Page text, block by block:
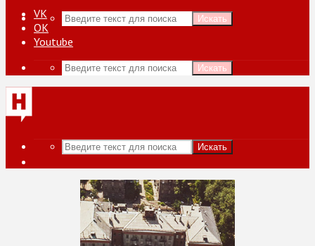
Искать
VK
ОК
Youtube
Искать
Искать